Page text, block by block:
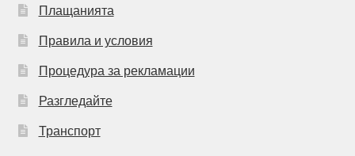
Плащанията
Правила и условия
Процедура за рекламации
Разгледайте
Транспорт